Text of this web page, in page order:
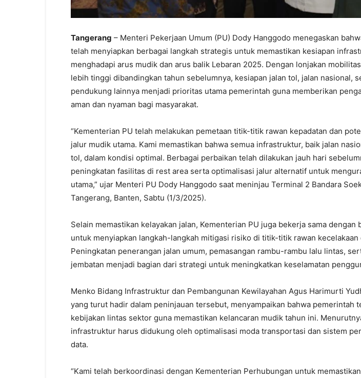
Tangerang – Menteri Pekerjaan Umum (PU) Dody Hanggodo menegaskan
telah menyiapkan berbagai langkah strategis untuk memastikan kesiapan
menghadapi arus mudik dan arus balik Lebaran 2025. Dengan lonjakan
lebih tinggi dibandingkan tahun sebelumnya, kesiapan jalan tol, jalan nasional,
pendukung lainnya menjadi prioritas utama pemerintah guna memberikan
aman dan nyaman bagi masyarakat.
“Kementerian PU telah melakukan pemetaan titik-titik rawan kepadatan dan
jalur mudik utama. Kami memastikan bahwa semua infrastruktur, baik jalan
tol, dalam kondisi optimal. Berbagai perbaikan telah dilakukan jauh hari
peningkatan fasilitas di rest area serta optimalisasi jalur alternatif untuk
utama,” ujar Menteri PU Dody Hanggodo saat meninjau Terminal 2 Bandara
Tangerang, Banten, Sabtu (1/3/2025).
Selain memastikan kelayakan jalan, Kementerian PU juga bekerja sama dengan
untuk menyiapkan langkah-langkah mitigasi risiko di titik-titik rawan kecelakaan
Peningkatan penerangan jalan umum, pemasangan rambu-rambu lalu lintas,
jembatan menjadi bagian dari strategi untuk meningkatkan keselamatan
Menko Bidang Infrastruktur dan Pembangunan Kewilayahan Agus Harimurti
yang turut hadir dalam peninjauan tersebut, menyampaikan bahwa pemerintah
kebijakan lintas sektor guna memastikan kelancaran mudik tahun ini.
infrastruktur harus didukung oleh optimalisasi moda transportasi dan sistem
data.
“Kami telah berkoordinasi dengan Kementerian Perhubungan untuk